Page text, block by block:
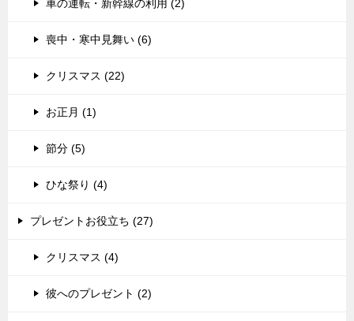
車の運転・新幹線の利用 (2)
喪中・寒中見舞い (6)
クリスマス (22)
お正月 (1)
節分 (5)
ひな祭り (4)
プレゼントお役立ち (27)
クリスマス (4)
彼へのプレゼント (2)